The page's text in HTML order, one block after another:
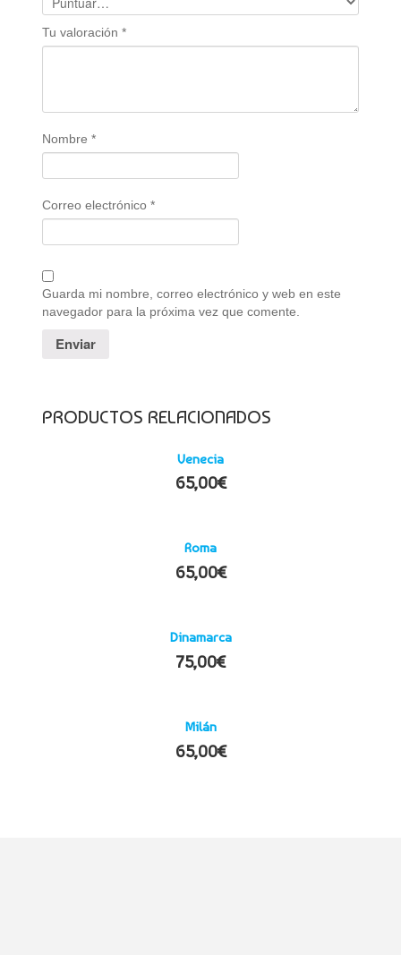
Tu valoración *
Nombre *
Correo electrónico *
Guarda mi nombre, correo electrónico y web en este
navegador para la próxima vez que comente.
PRODUCTOS RELACIONADOS
Venecia
65,00€
Roma
65,00€
Dinamarca
75,00€
Milán
65,00€